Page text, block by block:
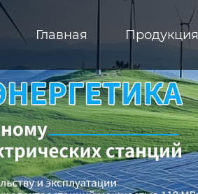
Главная Продукция